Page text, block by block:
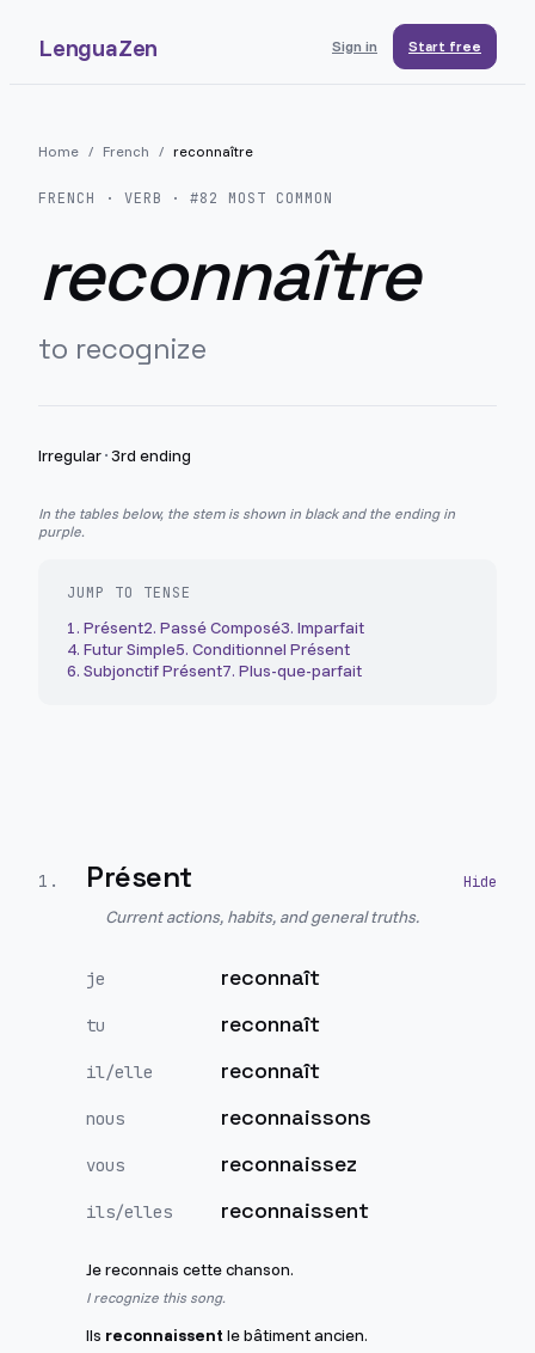
LenguaZen Sign in Start free
Home / French / reconnaître
FRENCH · VERB · #82 MOST COMMON
reconnaître
to recognize
Irregular·3rd ending
In the tables below, the stem is shown in black and the ending in
purple.
JUMP TO TENSE
1. Présent2. Passé Composé3. Imparfait
4. Futur Simple5. Conditionnel Présent
6. Subjonctif Présent7. Plus-que-parfait
1 . Présent
Current actions, habits, and general truths.
je reconnaît
tu reconnaît
il/elle reconnaît
nous reconnaissons
vous reconnaissez
ils/elles reconnaissent
Je reconnais cette chanson.
I recognize this song.
Ils reconnaissentle bâtiment ancien.